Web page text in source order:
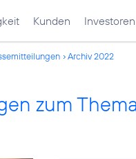
Kunden Investoren
Archiv 2022
zum